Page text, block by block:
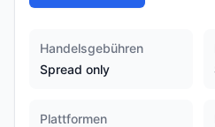
Handelsgebühren
Spread only
Plattformen